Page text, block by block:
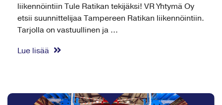
liikennöintiin Tule Ratikan tekijäksi! VR Yhtymä Oy
etsii suunnittelijaa Tampereen Ratikan liikennöintiin.
Tarjolla on vastuullinen ja ...
Lue lisää